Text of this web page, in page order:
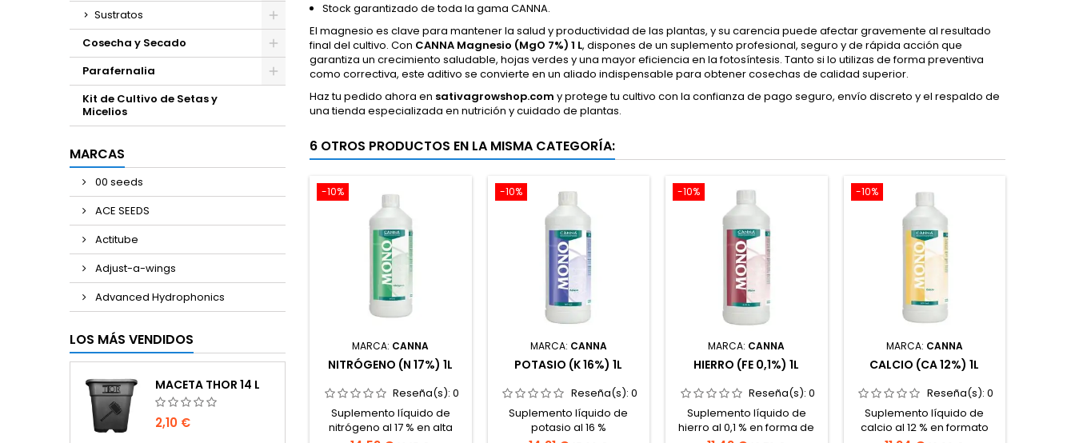
Sustratos
Cosecha y Secado
Parafernalia
Kit de Cultivo de Setas y
Micelios
MARCAS
00 seeds
ACE SEEDS
Actitube
Adjust-a-wings
Advanced Hydrophonics
LOS MÁS VENDIDOS
MACETA THOR 14 L
2,10 €
Stock garantizado de toda la gama CANNA.
El magnesio es clave para mantener la salud y productividad de las plantas, y su carencia puede afectar gravemente al resultado
final del cultivo. Con CANNA Magnesio (MgO 7%) 1 L, dispones de un suplemento profesional, seguro y de rápida acción que
garantiza un crecimiento saludable, hojas verdes y una mayor eficiencia en la fotosíntesis. Tanto si lo utilizas de forma preventiva
como correctiva, este aditivo se convierte en un aliado indispensable para obtener cosechas de calidad superior.
Haz tu pedido ahora en sativagrowshop.com y protege tu cultivo con la confianza de pago seguro, envío discreto y el respaldo de
una tienda especializada en nutrición y cuidado de plantas.
6 OTROS PRODUCTOS EN LA MISMA CATEGORÍA:
-10%
MARCA: CANNA
NITRÓGENO (N 17%) 1L
Reseña(s):0
Suplemento líquido de
nitrógeno al 17 % en alta
-10%
MARCA: CANNA
POTASIO (K 16%) 1L
Reseña(s): 0
Suplemento líquido de
potasio al 16 %
-10%
MARCA: CANNA
HIERRO (FE 0,1%) 1L
Reseña(s):0
Suplemento líquido de
hierro al 0,1 % en forma de
-10%
MARCA: CANNA
CALCIO (CA 12%) 1L
Reseña(s): 0
Suplemento líquido de
calcio al 12 % en formato